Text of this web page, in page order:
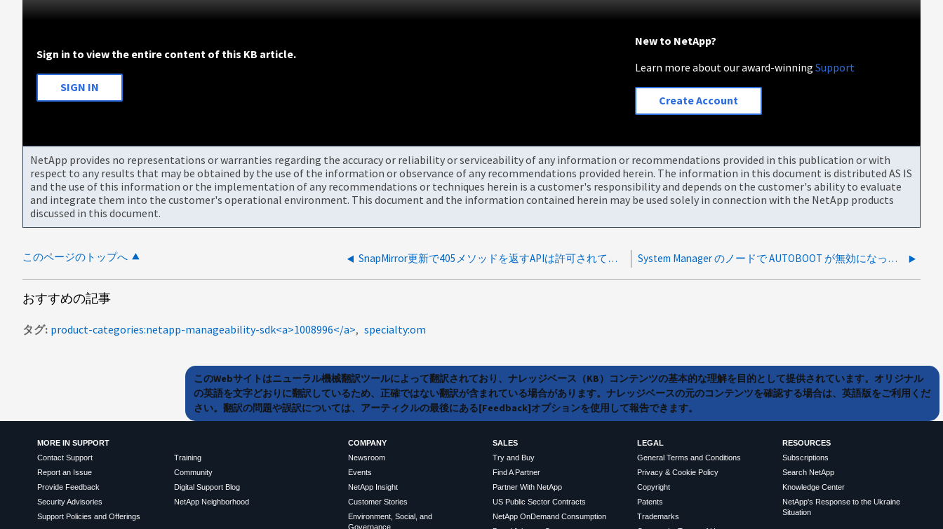
Sign in to view the entire content of this KB article.
SIGN IN
New to NetApp?
Learn more about our award-winningSupport
Create Account
NetApp provides no representations or warranties regarding the accuracy or reliability or serviceability of any information or recommendations provided in this publication or with
respect to any results that may be obtained by the use of the information or observance of any recommendations provided herein. The information in this document is distributed AS IS
and the use of this information or the implementation of any recommendations or techniques herein is a customer's responsibility and depends on the customer's ability to evaluate
and integrate them into the customer's operational environment. This document and the information contained herein may be used solely in connection with the NetApp products
discussed in this document.
このページのトップへ SnapMirror更新で405メソッドを返すAPIは許可されていません System Manager のノードで AUTOBOOT が無効になっています
おすすめの記事
タグ product-categories:netapp-manageability-sdk<a>1008996</a> specialty:om
このWebサイトはニューラル機械翻訳ツールによって翻訳されており、ナレッジベース（KB）コンテンツの基本的な理解を目的として提供されています。オリジナル
の英語を文字どおりに翻訳しているため、正確ではない翻訳が含まれている場合があります。ナレッジベースの元のコンテンツを確認する場合は、英語版をご利用くだ
さい。翻訳の問題や誤訳については、アーティクルの最後にある[Feedback]オプションを使用して報告できます。
MORE IN SUPPORT
Contact Support
Report an Issue
Provide Feedback
Security Advisories
Support Policies and Offerings
Training
Community
Digital Support Blog
NetApp Neighborhood
COMPANY
Newsroom
Events
NetApp Insight
Customer Stories
Environment, Social, and
Governance
SALES
Try and Buy
Find A Partner
Partner With NetApp
US Public Sector Contracts
NetApp OnDemand Consumption
LEGAL
General Terms and Conditions
Privacy & Cookie Policy
Copyright
Patents
Trademarks
RESOURCES
Subscriptions
Search NetApp
Knowledge Center
NetApp's Response to the Ukraine
Situation